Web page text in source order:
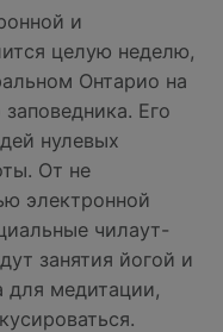
и
целую неделю,
Онтарио на
Его
нулевых
От не
электронной
чилаут-
занятия йогой и
для медитации,